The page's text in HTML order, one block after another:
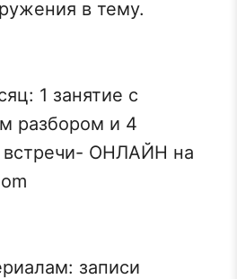
в тему.
1 занятие с
разбором и 4
встречи- ОНЛАЙН на
записи